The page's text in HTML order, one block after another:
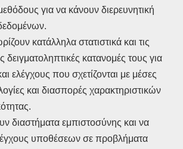
για να κάνουν διερευνητική
κατάλληλα στατιστικά και τις
δειγματοληπτικές κατανομές τους για
ελέγχους που σχετίζονται με μέσες
και διασπορές χαρακτηριστικών
διαστήματα εμπιστοσύνης και να
υποθέσεων σε προβλήματα